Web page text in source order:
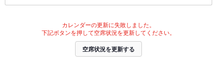
カレンダーの更新に失敗しました。
下記ボタンを押して空席状況を更新してください。
空席状況を更新する